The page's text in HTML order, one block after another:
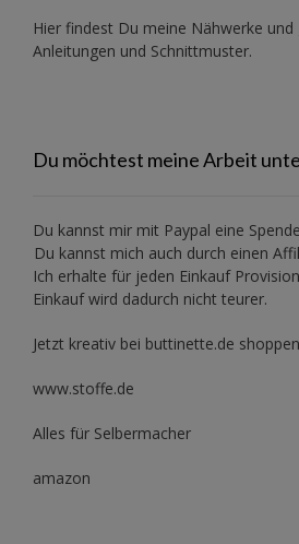
Hier findest Du meine Nähwerke
Anleitungen und Schnittmuster.
Du möchtest meine Arbeit
Du kannst mir mit Paypal eine
Du kannst mich auch durch einen
Ich erhalte für jeden Einkauf
Einkauf wird dadurch nicht teurer.
Jetzt kreativ bei buttinette.de
www.stoffe.de
Alles für Selbermacher
amazon